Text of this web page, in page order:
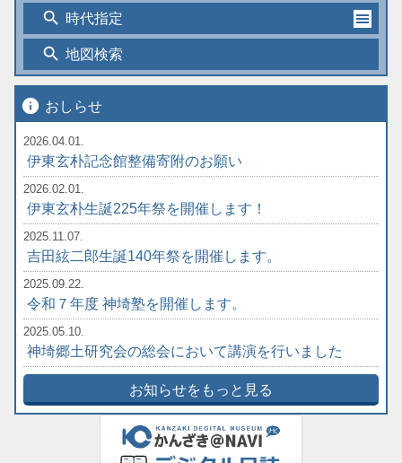
search 時代指定
search 地図検索
info おしらせ
2026.04.01.
伊東玄朴記念館整備寄附のお願い
2026.02.01.
伊東玄朴生誕225年祭を開催します！
2025.11.07.
吉田絃二郎生誕140年祭を開催します。
2025.09.22.
令和７年度 神埼塾を開催します。
2025.05.10.
神埼郷土研究会の総会において講演を行いました
お知らせをもっと見る